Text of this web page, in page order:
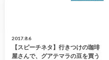
2017.8.6
【スピーチネタ】行きつけの珈琲
屋さんで、グアテマラの豆を買う